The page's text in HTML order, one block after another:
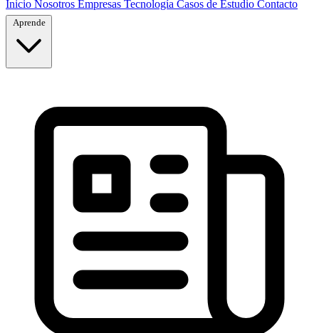
Inicio Nosotros Empresas Tecnología Casos de Estudio Contacto
Aprende